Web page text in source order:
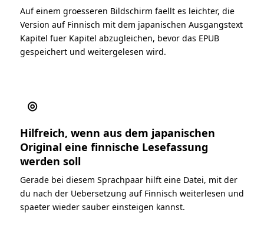
Auf einem groesseren Bildschirm faellt es leichter, die
Version auf Finnisch mit dem japanischen Ausgangstext
Kapitel fuer Kapitel abzugleichen, bevor das EPUB
gespeichert und weitergelesen wird.
◎
Hilfreich, wenn aus dem japanischen
Original eine finnische Lesefassung
werden soll
Gerade bei diesem Sprachpaar hilft eine Datei, mit der
du nach der Uebersetzung auf Finnisch weiterlesen und
spaeter wieder sauber einsteigen kannst.